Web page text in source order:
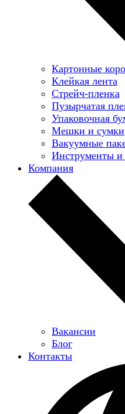
Картонные
Клейкая лента
Стрейч-пленка
Пузырчатая
Упаковочная
Мешки и сумки
Вакуумные
Инструменты и
Компания
Вакансии
Блог
Контакты